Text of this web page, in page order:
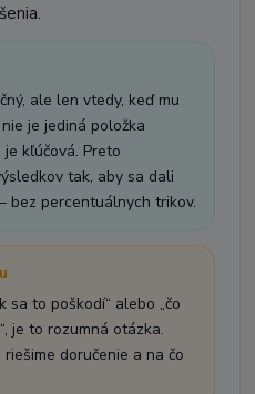
ale len vtedy, keď mu
je jediná položka
kľúčová. Preto
tak, aby sa dali
bez percentuálnych trikov.
sa to poškodí“ alebo „čo
je to rozumná otázka.
doručenie a na čo